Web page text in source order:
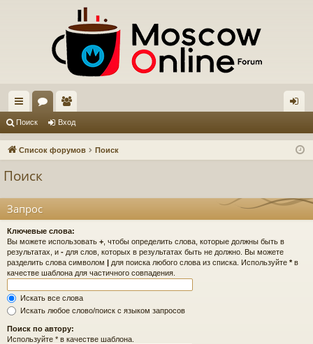
с
ы ум
ол
ьз д
Поиск Вход
Список форумов Поиск
Поиск
Запрос
Ключевые слова:
Вы можете использовать + , чтобы определить слова, которые должны быть в
результатах, и - для слов, которых в результатах быть не должно. Вы можете
разделить слова символом | для поиска любого слова из списка. Используйте *в
качестве шаблона для частичного совпадения.
Искать все слова
Искать любое слово/поиск с языком запросов
Поиск по автору:
Используйте * в качестве шаблона.